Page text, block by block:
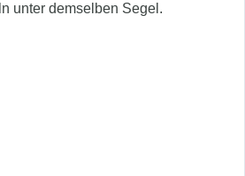
unter demselben Segel.